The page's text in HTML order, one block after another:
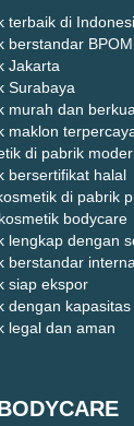
terbaik di
berstandar BPOM
Jakarta
Surabaya
murah dan
maklon
di pabrik
bersertifikat halal
di pabrik
bodycare
lengkap dengan
berstandar
siap ekspor
dengan
legal dan aman